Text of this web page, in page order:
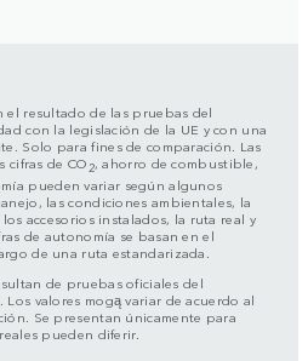
el resultado de las pruebas del
con la legislación de la UE y con una
Solo para fines de comparación. Las
cifras de CO 2, ahorro de combustible,
pueden variar según algunos
las condiciones ambientales, la
accesorios instalados, la ruta real y
de autonomía se basan en el
de una ruta estandarizada.
de pruebas oficiales del
valores mogą variar de acuerdo al
Se presentan únicamente para
pueden diferir.